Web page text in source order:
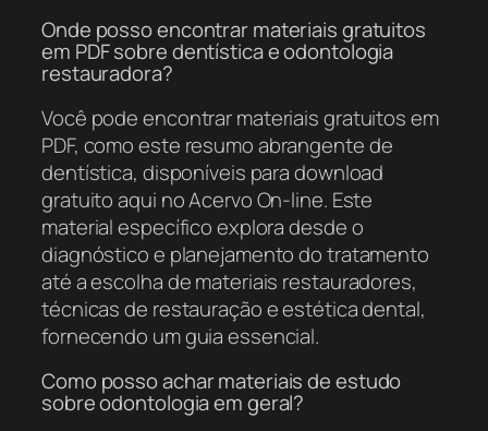
Onde posso encontrar materiais gratuitos
em PDF sobre dentística e odontologia
restauradora?
Você pode encontrar materiais gratuitos em
PDF, como este resumo abrangente de
dentística, disponíveis para download
gratuito aqui no Acervo On-line. Este
material específico explora desde o
diagnóstico e planejamento do tratamento
até a escolha de materiais restauradores,
técnicas de restauração e estética dental,
fornecendo um guia essencial.
Como posso achar materiais de estudo
sobre odontologia em geral?